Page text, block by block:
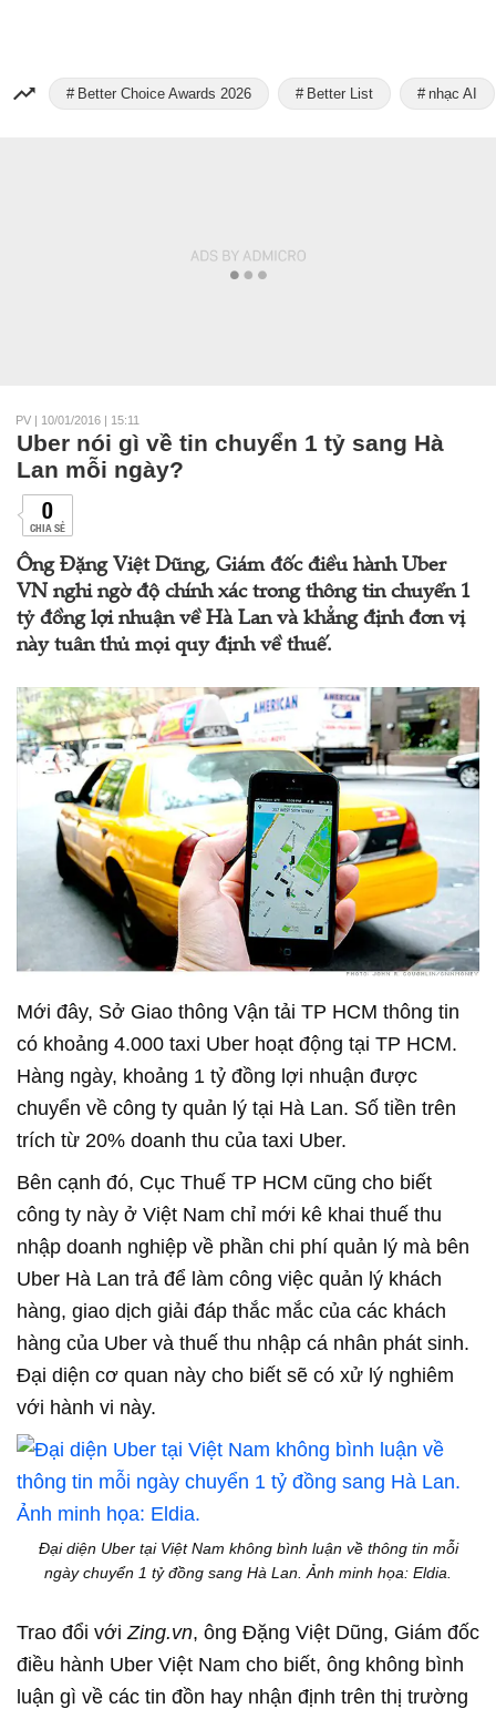
Better Choice Awards 2026 Better List nhạc AI
PV | 10/01/2016 | 15:11
Uber nói gì về tin chuyển 1 tỷ sang Hà
Lan mỗi ngày?
0
CHIA SẺ
Ông Đặng Việt Dũng, Giám đốc điều hành Uber
VN nghi ngờ độ chính xác trong thông tin chuyển 1
tỷ đồng lợi nhuận về Hà Lan và khẳng định đơn vị
này tuân thủ mọi quy định về thuế.
Mới đây, Sở Giao thông Vận tải TP HCM thông tin
có khoảng 4.000 taxi Uber hoạt động tại TP HCM.
Hàng ngày, khoảng 1 tỷ đồng lợi nhuận được
chuyển về công ty quản lý tại Hà Lan. Số tiền trên
trích từ 20% doanh thu của taxi Uber.
Bên cạnh đó, Cục Thuế TP HCM cũng cho biết
công ty này ở Việt Nam chỉ mới kê khai thuế thu
nhập doanh nghiệp về phần chi phí quản lý mà bên
Uber Hà Lan trả để làm công việc quản lý khách
hàng, giao dịch giải đáp thắc mắc của các khách
hàng của Uber và thuế thu nhập cá nhân phát sinh.
Đại diện cơ quan này cho biết sẽ có xử lý nghiêm
với hành vi này.
Đại diện Uber tại Việt Nam không bình luận về thông tin mỗi
ngày chuyển 1 tỷ đồng sang Hà Lan. Ảnh minh họa: Eldia.
Trao đổi với Zing.vn, ông Đặng Việt Dũng, Giám đốc
điều hành Uber Việt Nam cho biết, ông không bình
luận gì về các tin đồn hay nhận định trên thị trường